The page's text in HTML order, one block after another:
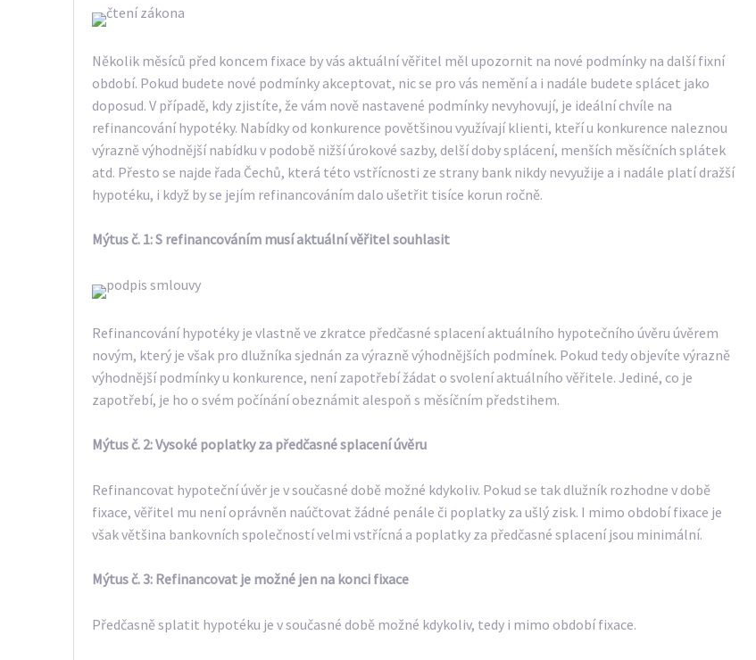
Několik měsíců před koncem fixace by vás aktuální věřitel měl upozornit na nové podmínky na další fixní
období. Pokud budete nové podmínky akceptovat, nic se pro vás nemění a i nadále budete splácet jako
doposud. V případě, kdy zjistíte, že vám nově nastavené podmínky nevyhovují, je ideální chvíle na
refinancování hypotéky. Nabídky od konkurence povětšinou využívají klienti, kteří u konkurence naleznou
výrazně výhodnější nabídku v podobě nižší úrokové sazby, delší doby splácení, menších měsíčních splátek
atd. Přesto se najde řada Čechů, která této vstřícnosti ze strany bank nikdy nevyužije a i nadále platí dražší
hypotéku, i když by se jejím refinancováním dalo ušetřit tisíce korun ročně.
Mýtus č. 1: S refinancováním musí aktuální věřitel souhlasit
Refinancování hypotéky je vlastně ve zkratce předčasné splacení aktuálního hypotečního úvěru úvěrem
novým, který je však pro dlužníka sjednán za výrazně výhodnějších podmínek. Pokud tedy objevíte výrazně
výhodnější podmínky u konkurence, není zapotřebí žádat o svolení aktuálního věřitele. Jediné, co je
zapotřebí, je ho o svém počínání obeznámit alespoň s měsíčním předstihem.
Mýtus č. 2: Vysoké poplatky za předčasné splacení úvěru
Refinancovat hypoteční úvěr je v současné době možné kdykoliv. Pokud se tak dlužník rozhodne v době
fixace, věřitel mu není oprávněn naúčtovat žádné penále či poplatky za ušlý zisk. I mimo období fixace je
však většina bankovních společností velmi vstřícná a poplatky za předčasné splacení jsou minimální.
Mýtus č. 3: Refinancovat je možné jen na konci fixace
Předčasně splatit hypotéku je v současné době možné kdykoliv, tedy i mimo období fixace.